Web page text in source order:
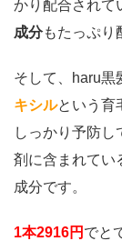
かり配合されて
成分もたっぷり
そして、haru黒
キシルという育
しっかり予防
剤に含まれてい
成分です。
1本2916円 でと